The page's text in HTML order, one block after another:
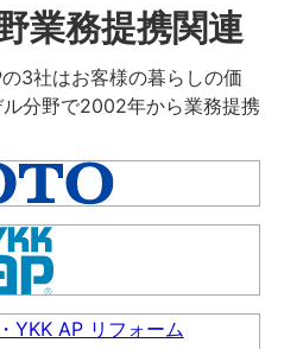
業務提携関連
3社はお客様の暮らしの価
分野で2002年から業務提携